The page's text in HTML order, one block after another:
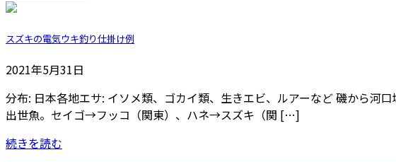
スズキの電気ウキ釣り仕掛け例
2021年5月31日
分布: 日本各地エサ: イソメ類、ゴカイ類、生きエビ、ルアーなど 磯から河
出世魚。セイゴ→フッコ（関東）、ハネ→スズキ（関 […]
続きを読む